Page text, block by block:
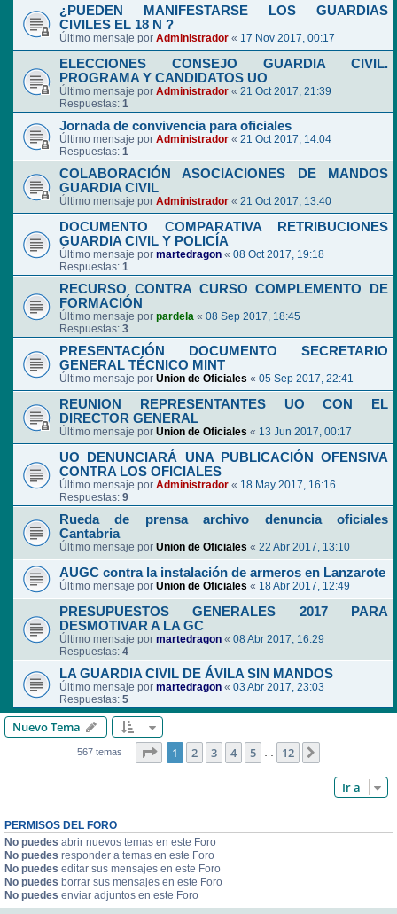
¿PUEDEN MANIFESTARSE LOS GUARDIAS
CIVILES EL 18 N ?
Último mensaje por Administrador « 17 Nov 2017, 00:17
ELECCIONES CONSEJO GUARDIA CIVIL.
PROGRAMA Y CANDIDATOS UO
Último mensaje por Administrador « 21 Oct 2017, 21:39
Respuestas: 1
Jornada de convivencia para oficiales
Último mensaje por Administrador « 21 Oct 2017, 14:04
Respuestas: 1
COLABORACIÓN ASOCIACIONES DE MANDOS
GUARDIA CIVIL
Último mensaje por Administrador « 21 Oct 2017, 13:40
DOCUMENTO COMPARATIVA RETRIBUCIONES
GUARDIA CIVIL Y POLICÍA
Último mensaje por martedragon « 08 Oct 2017, 19:18
Respuestas: 1
RECURSO CONTRA CURSO COMPLEMENTO DE
FORMACIÓN
Último mensaje por pardela « 08 Sep 2017, 18:45
Respuestas: 3
PRESENTACIÓN DOCUMENTO SECRETARIO
GENERAL TÉCNICO MINT
Último mensaje por Union de Oficiales « 05 Sep 2017, 22:41
REUNION REPRESENTANTES UO CON EL
DIRECTOR GENERAL
Último mensaje por Union de Oficiales « 13 Jun 2017, 00:17
UO DENUNCIARÁ UNA PUBLICACIÓN OFENSIVA
CONTRA LOS OFICIALES
Último mensaje por Administrador « 18 May 2017, 16:16
Respuestas: 9
Rueda de prensa archivo denuncia oficiales
Cantabria
Último mensaje por Union de Oficiales « 22 Abr 2017, 13:10
AUGC contra la instalación de armeros en Lanzarote
Último mensaje por Union de Oficiales « 18 Abr 2017, 12:49
PRESUPUESTOS GENERALES 2017 PARA
DESMOTIVAR A LA GC
Último mensaje por martedragon « 08 Abr 2017, 16:29
Respuestas: 4
LA GUARDIA CIVIL DE ÁVILA SIN MANDOS
Último mensaje por martedragon « 03 Abr 2017, 23:03
Respuestas: 5
Nuevo Tema
567 temas Página de 12
1 2 3 4 5 … 12
Ir a
PERMISOS DEL FORO
No puedes abrir nuevos temas en este Foro
No puedes responder a temas en este Foro
No puedes editar sus mensajes en este Foro
No puedes borrar sus mensajes en este Foro
No puedes enviar adjuntos en este Foro